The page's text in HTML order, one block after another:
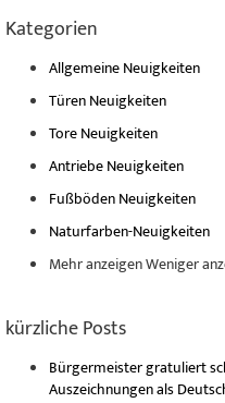
Kategorien
Allgemeine Neuigkeiten
Türen Neuigkeiten
Tore Neuigkeiten
Antriebe Neuigkeiten
Fußböden Neuigkeiten
Naturfarben-Neuigkeiten
Mehr anzeigenWeniger
kürzliche Posts
Bürgermeister gratuliert
Auszeichnungen als